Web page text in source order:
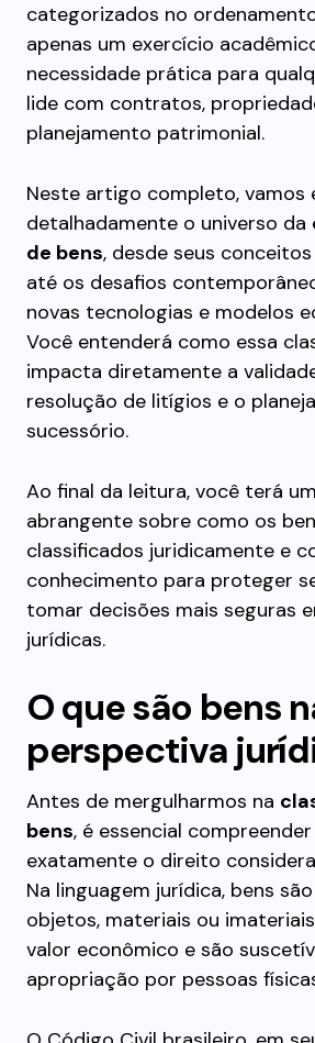
categorizados no
apenas um exercício
necessidade prática para
lide com contratos,
planejamento patrimonial.
Neste artigo completo, vamos
detalhadamente o universo da
de bens, desde seus
até os desafios
novas tecnologias e modelos
Você entenderá como essa
impacta diretamente a
resolução de litígios e o
sucessório.
Ao final da leitura, você terá
abrangente sobre como os
classificados juridicamente e
conhecimento para proteger
tomar decisões mais seguras
jurídicas.
O que são bens
perspectiva
Antes de mergulharmos na
bens, é essencial
exatamente o direito
Na linguagem jurídica, bens
objetos, materiais ou
valor econômico e são
apropriação por pessoas